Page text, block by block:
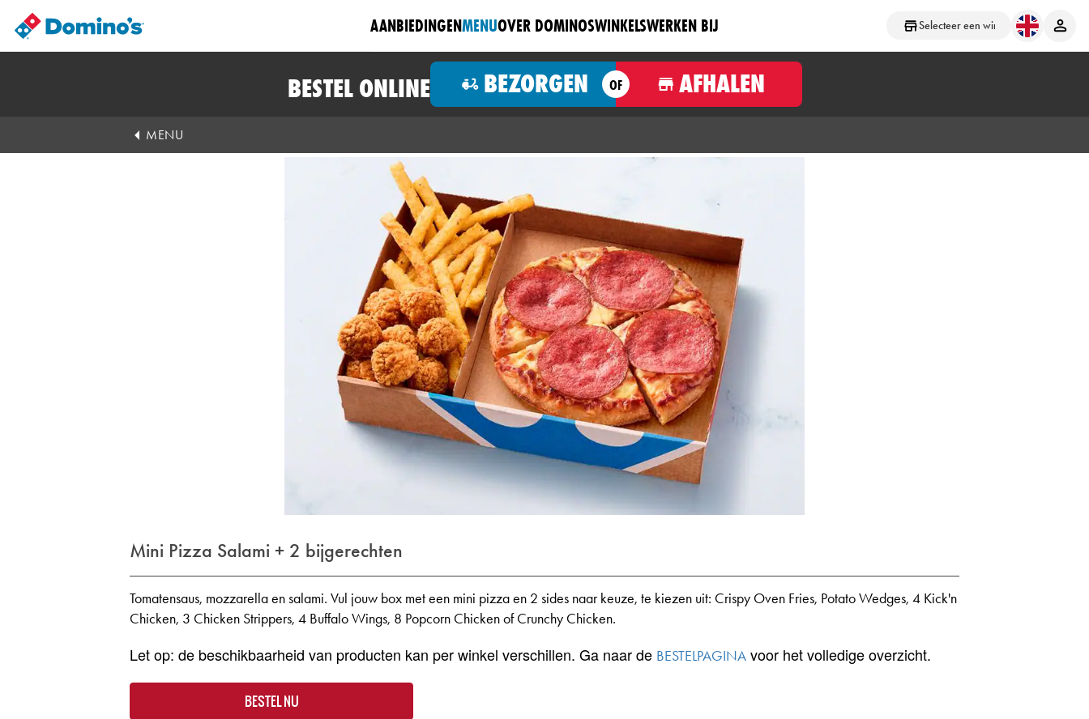
Selecteer een winkel
AANBIEDINGENMENUOVER DOMINOSWINKELSWERKEN BIJ
BESTEL ONLINE BEZORGEN OF AFHALEN
MENU
Mini Pizza Salami + 2 bijgerechten
Tomatensaus, mozzarella en salami. Vul jouw box met een mini pizza en 2 sides naar keuze, te kiezen uit: Crispy Oven Fries, Potato Wedges, 4 Kick'n
Chicken, 3 Chicken Strippers, 4 Buffalo Wings, 8 Popcorn Chicken of Crunchy Chicken.
Let op: de beschikbaarheid van producten kan per winkel verschillen. Ga naar de BESTELPAGINA voor het volledige overzicht.
BESTEL NU